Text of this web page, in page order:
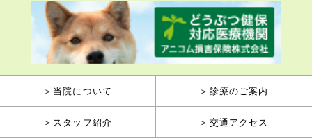
＞当院について ＞診療のご案内
＞スタッフ紹介 ＞交通アクセス